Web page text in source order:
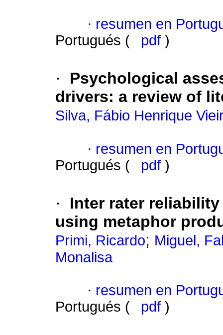
· resumen en
Portugués (
pdf )
·
Psychological
drivers: a review of
Silva, Fábio Henrique
· resumen en
Portugués (
pdf )
·
Inter rater
using metaphor
Primi, Ricardo; Miguel,
Monalisa
· resumen en
Portugués (
pdf )